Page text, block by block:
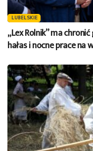
LUBELSKIE
„Lex Rolnik” ma
hałas i nocne prace na